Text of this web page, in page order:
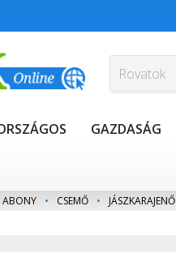
GAZDASÁG
ABONY • CSEMŐ • JÁSZKARAJENŐ